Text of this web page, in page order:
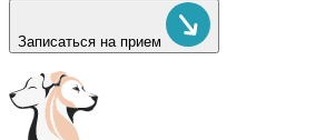
Записаться на прием